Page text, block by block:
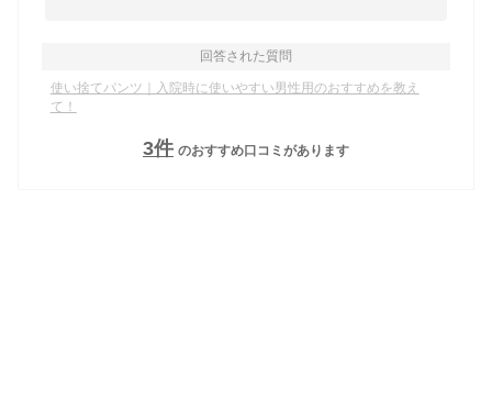
回答された質問
使い捨てパンツ｜入院時に使いやすい男性用のおすすめを教え
て！
3件 のおすすめ口コミがあります